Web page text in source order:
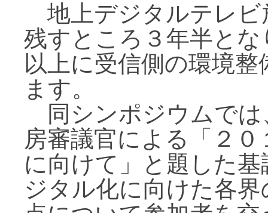
地上デジタルテレビ
残すところ３年半と
以上に受信側の環境
ます。
同シンポジウムでは
房審議官による「２
に向けて」と題した
ジタル化に向けた各